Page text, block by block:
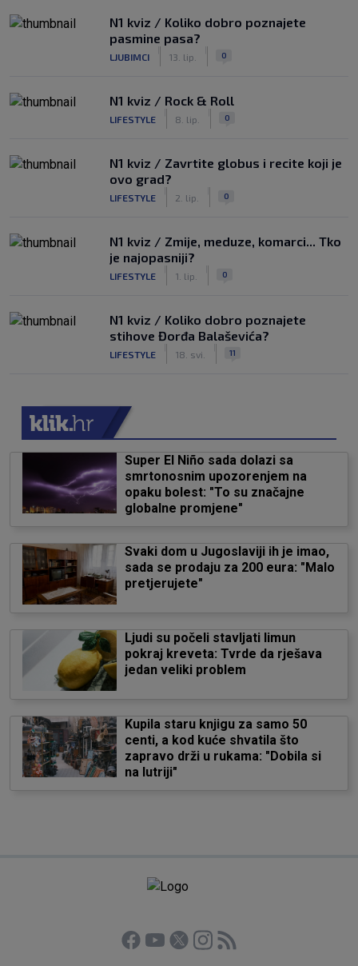
N1 kviz / Koliko dobro poznajete
pasmine pasa?
LJUBIMCI 13. lip. 0
N1 kviz / Rock & Roll
LIFESTYLE 8. lip. 0
N1 kviz / Zavrtite globus i recite koji je
ovo grad?
LIFESTYLE 2. lip. 0
N1 kviz / Zmije, meduze, komarci... Tko
je najopasniji?
LIFESTYLE 1. lip. 0
N1 kviz / Koliko dobro poznajete
stihove Đorđa Balaševića?
LIFESTYLE 18. svi. 11
Super El Niño sada dolazi sa
smrtonosnim upozorenjem na
opaku bolest: "To su značajne
globalne promjene"
Svaki dom u Jugoslaviji ih je imao,
sada se prodaju za 200 eura: "Malo
pretjerujete"
Ljudi su počeli stavljati limun
pokraj kreveta: Tvrde da rješava
jedan veliki problem
Kupila staru knjigu za samo 50
centi, a kod kuće shvatila što
zapravo drži u rukama: "Dobila si
na lutriji"